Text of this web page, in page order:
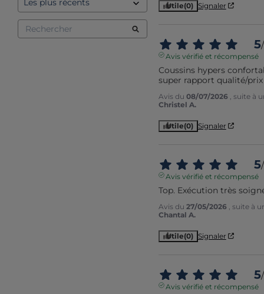
Utile(0) Signaler
5/
Avis vérifié et récompensé
Coussins hypers
super rapport qualité/prix
Avis du 08/07/2026
, suite à
Christel A.
Utile(0) Signaler
5/
Avis vérifié et récompensé
Top. Exécution très
Avis du 27/05/2026
, suite à
Chantal A.
Utile(0) Signaler
5/
Avis vérifié et récompensé